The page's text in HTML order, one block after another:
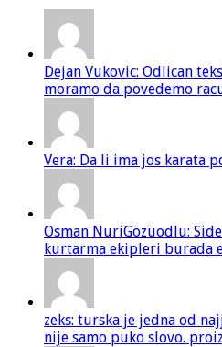
Dejan Vukovic: Odlican
moramo da povedemo
Vera: Da li ima jos karata
Osman NuriGözüodlu:
kurtarma ekipleri burada
zeks: turska je jedna od
nije samo puko slovo.